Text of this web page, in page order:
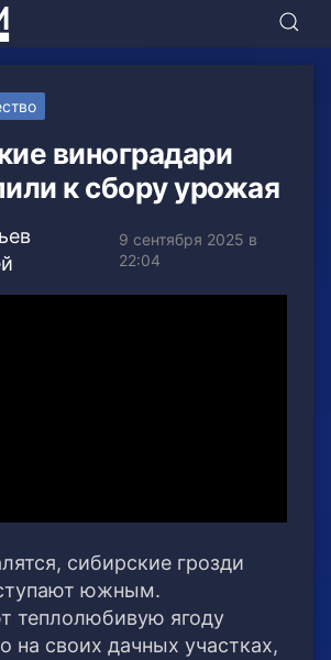
виноградари
к сбору урожая
9 сентября 2025 в
22:04
сибирские грозди
южным.
теплолюбивую ягоду
на своих дачных участках,